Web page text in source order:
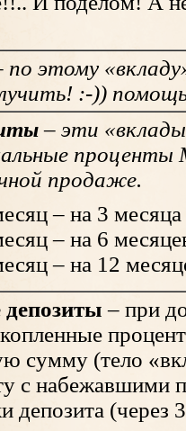
по этому
:-))
– эти
продаже.
– на 3 месяца
– на 6
– на 12
– при
сумму (тело
с набежавшими
депозита (через